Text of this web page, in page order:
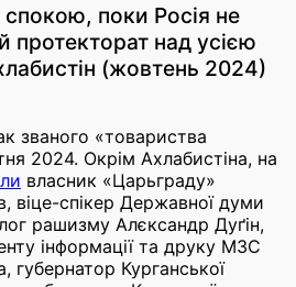
поки Росія не
протекторат над усією
(жовтень 2024)
званого «товариства
2024. Окрім Ахлабистіна, на
власник «Царьграду»
віце-спікер Державної думи
рашизму Алєксандр Дуґін,
інформації та друку МЗС
губернатор Курганської